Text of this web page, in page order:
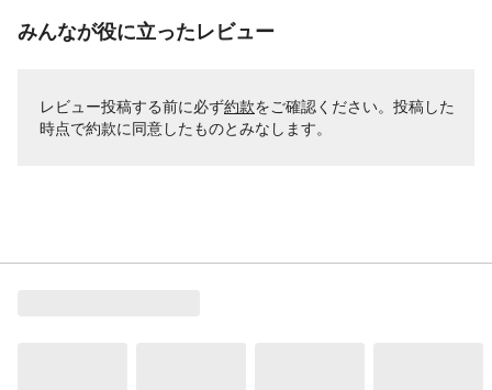
みんなが役に立ったレビュー
レビュー投稿する前に必ず約款をご確認ください。投稿した
時点で約款に同意したものとみなします。